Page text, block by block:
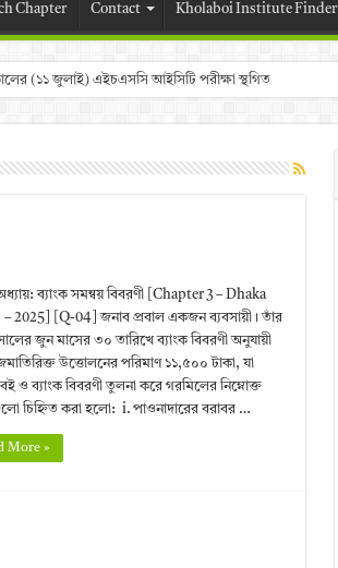
Chapter Contact Kholaboi Institute Finder
(১১ জুলাই) এইচএসসি আইসিটি পরীক্ষা স্থগিত
ব্যাংক সমন্বয় বিবরণী [Chapter 3 – Dhaka
2025] [Q-04] জনাব প্রবাল একজন ব্যবসায়ী। তাঁর
জুন মাসের ৩০ তারিখে ব্যাংক বিবরণী অনুযায়ী
উত্তোলনের পরিমাণ ১১,৫০০ টাকা, যা
ও ব্যাংক বিবরণী তুলনা করে গরমিলের নিম্নোক্ত
চিহ্নিত করা হলো: i. পাওনাদারের বরাবর …
More »